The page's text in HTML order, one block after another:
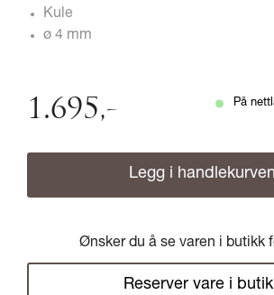
Kule
ø 4 mm
1.695,- På
Legg i handlekurven
Ønsker du å se varen i butikk
Reserver vare i